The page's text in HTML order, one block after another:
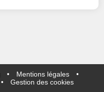
• Mentions légales
•
• Gestion des cookies